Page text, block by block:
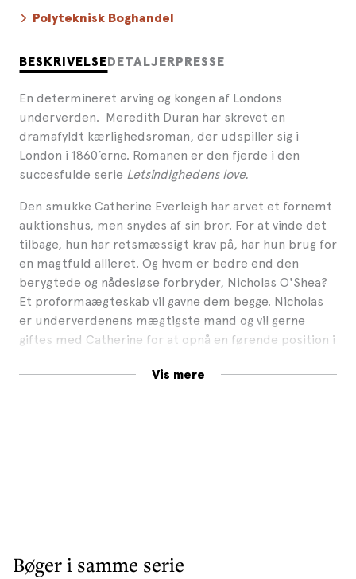
BESKRIVELSE DETALJER PRESSE
En determineret arving og kongen af Londons
underverden. Meredith Duran har skrevet en
dramafyldt kærlighedsroman, der udspiller sig i
London i 1860’erne. Romanen er den fjerde i den
succesfulde serie Letsindighedens love.
Den smukke Catherine Everleigh har arvet et fornemt
auktionshus, men snydes af sin bror. For at vinde det
tilbage, hun har retsmæssigt krav på, har hun brug for
en magtfuld allieret. Og hvem er bedre end den
berygtede og nådesløse forbryder, Nicholas O'Shea?
Et proformaægteskab vil gavne dem begge. Nicholas
er underverdenens mægtigste mand og vil gerne
giftes med Catherine for at opnå en førende position i
begæret hende i mere end et år. Deres aftale er ren
Vis mere
Polyteknisk Boghandel
Bøger i samme serie